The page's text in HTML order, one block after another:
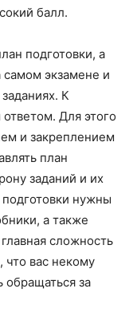
балл.
подготовки, а
экзамене и
К
Для этого
и закреплением
план
заданий и их
нужны
а также
сложность
что вас некому
обращаться за